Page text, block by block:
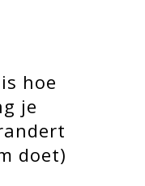
hoe
je
doet)